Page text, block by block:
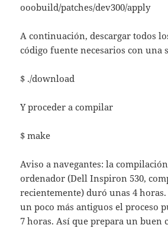
ooobuild/patches/dev300/apply
A continuación, descargar todos
código fuente necesarios con una
$ ./download
Y proceder a compilar
$ make
Aviso a navegantes: la
ordenador (Dell Inspiron 530,
recientemente) duró unas 4
un poco más antiguos el proceso
7 horas. Así que prepara un buen